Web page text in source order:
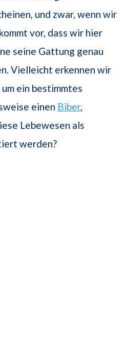
und zwar, wenn wir
vor, dass wir hier
seine Gattung genau
Vielleicht erkennen wir
um ein bestimmtes
einen Biber,
Lebewesen als
werden?